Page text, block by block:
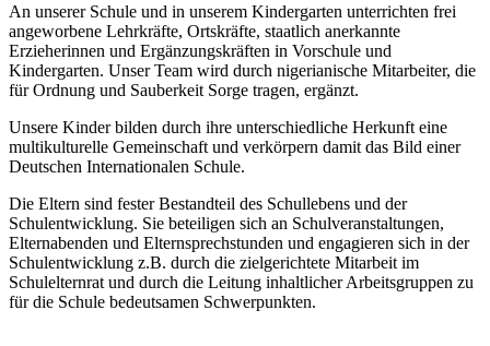
An unserer Schule und in unserem Kindergarten unterrichten frei
angeworbene Lehrkräfte, Ortskräfte, staatlich anerkannte
Erzieherinnen und Ergänzungskräften in Vorschule und
Kindergarten. Unser Team wird durch nigerianische Mitarbeiter, die
für Ordnung und Sauberkeit Sorge tragen, ergänzt.
Unsere Kinder bilden durch ihre unterschiedliche Herkunft eine
multikulturelle Gemeinschaft und verkörpern damit das Bild einer
Deutschen Internationalen Schule.
Die Eltern sind fester Bestandteil des Schullebens und der
Schulentwicklung. Sie beteiligen sich an Schulveranstaltungen,
Elternabenden und Elternsprechstunden und engagieren sich in der
Schulentwicklung z.B. durch die zielgerichtete Mitarbeit im
Schulelternrat und durch die Leitung inhaltlicher Arbeitsgruppen zu
für die Schule bedeutsamen Schwerpunkten.